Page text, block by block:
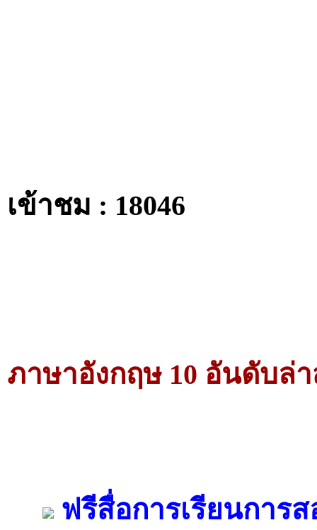
เข้าชม : 18046
ภาษาอังกฤษ 10 อันดับล่
ฟรีสื่อการเรียนการ